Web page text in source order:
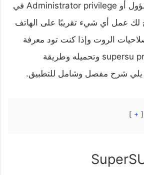
التطبيق مع إذن المسؤول أو Administrator privilege في
لك عمل أي شيء تقريبًا على الهاتف
الروت وإذا كنت تود معرفة
المزيد حول تطبيق supersu pro وتحميله وطريقة
يلي شرح مفصل وشامل للتطبيق.
+